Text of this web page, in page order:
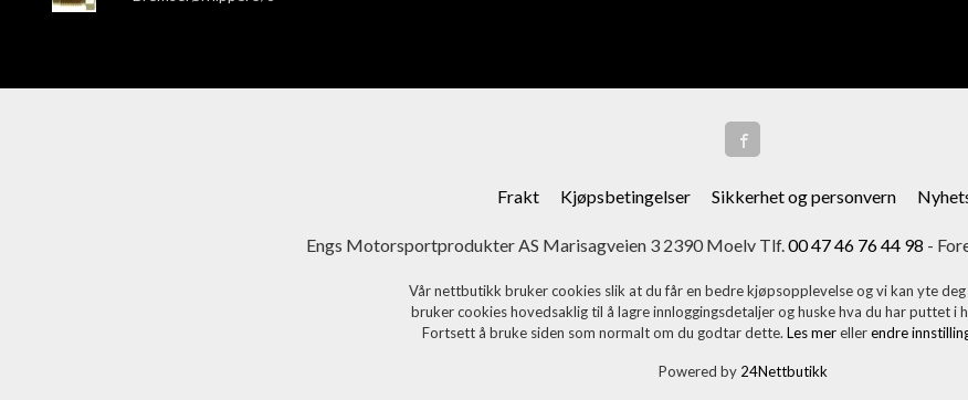
Frakt Kjøpsbetingelser Sikkerhet og personvern
Engs Motorsportprodukter AS Marisagveien 3 2390 Moelv Tlf.00 47 46 76 44 98 -
Vår nettbutikk bruker cookies slik at du får en bedre kjøpsopplevelse og vi kan yte
bruker cookies hovedsaklig til å lagre innloggingsdetaljer og huske hva du har puttet i
Fortsett å bruke siden som normalt om du godtar dette. Les merellerendre
Powered by 24Nettbutikk